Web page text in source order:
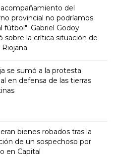
acompañamiento del
provincial no podríamos
fútbol": Gabriel Godoy
sobre la crítica situación de
se sumó a la protesta
en defensa de las tierras
bienes robados tras la
de un sospechoso por
en Capital